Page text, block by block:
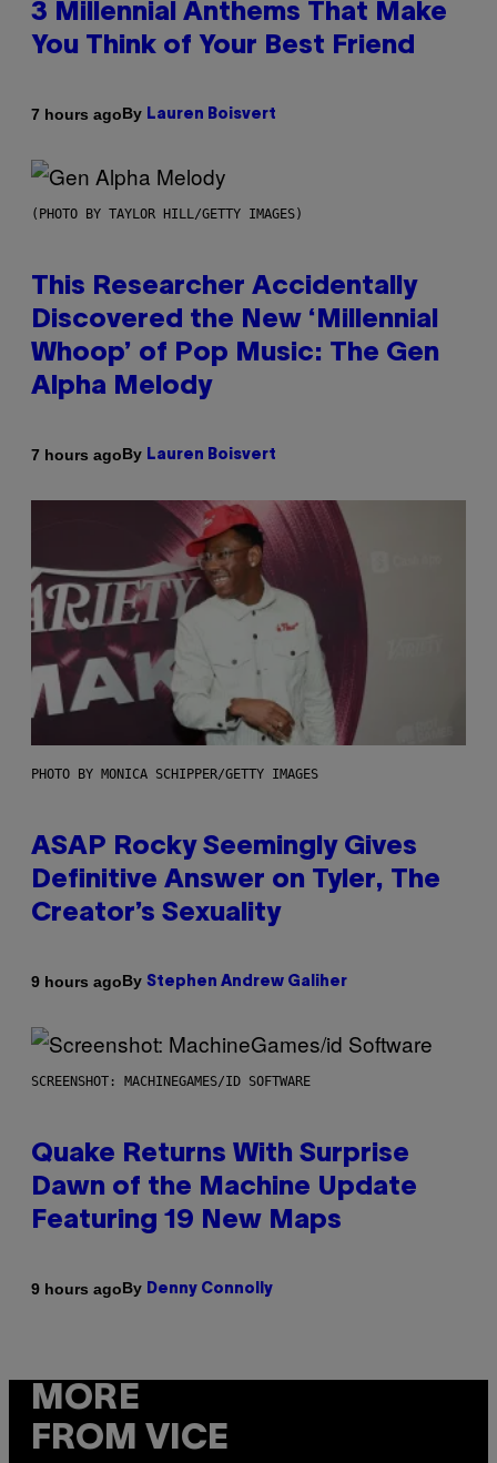
3 Millennial Anthems That Make
You Think of Your Best Friend
7 hours agoBy Lauren Boisvert
(PHOTO BY TAYLOR HILL/GETTY IMAGES)
This Researcher Accidentally
Discovered the New ‘Millennial
Whoop’ of Pop Music: The Gen
Alpha Melody
7 hours agoBy Lauren Boisvert
PHOTO BY MONICA SCHIPPER/GETTY IMAGES
ASAP Rocky Seemingly Gives
Definitive Answer on Tyler, The
Creator’s Sexuality
9 hours agoBy Stephen Andrew Galiher
SCREENSHOT: MACHINEGAMES/ID SOFTWARE
Quake Returns With Surprise
Dawn of the Machine Update
Featuring 19 New Maps
9 hours agoBy Denny Connolly
MORE
FROM VICE